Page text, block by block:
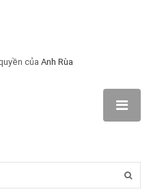
của Anh Rùa